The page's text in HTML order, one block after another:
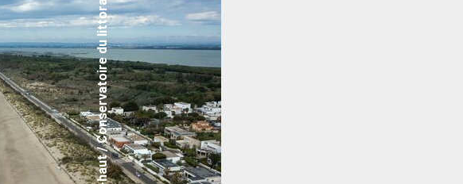
© ©En-haut / Conservatoire du littoral